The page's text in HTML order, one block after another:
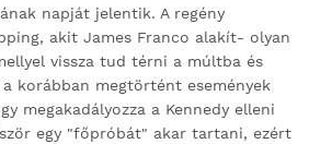
napját jelentik. A regény
akit James Franco alakít- olyan
vissza tud térni a múltba és
korábban megtörtént események
megakadályozza a Kennedy elleni
egy "főpróbát" akar tartani, ezért